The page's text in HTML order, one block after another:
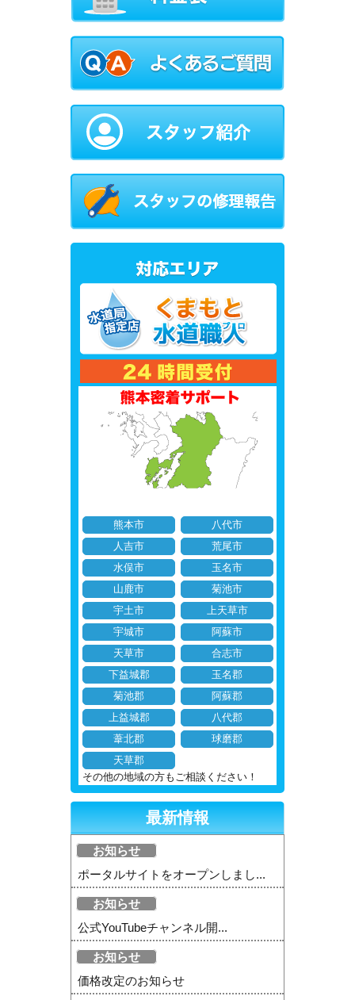
熊本市
八代市
人吉市
荒尾市
水俣市
玉名市
山鹿市
菊池市
宇土市
上天草市
宇城市
阿蘇市
天草市
合志市
下益城郡
玉名郡
菊池郡
阿蘇郡
上益城郡
八代郡
葦北郡
球磨郡
天草郡
その他の地域の方もご相談ください！
最新情報
お知らせ
ポータルサイトをオープンしまし...
お知らせ
公式YouTubeチャンネル開...
お知らせ
価格改定のお知らせ